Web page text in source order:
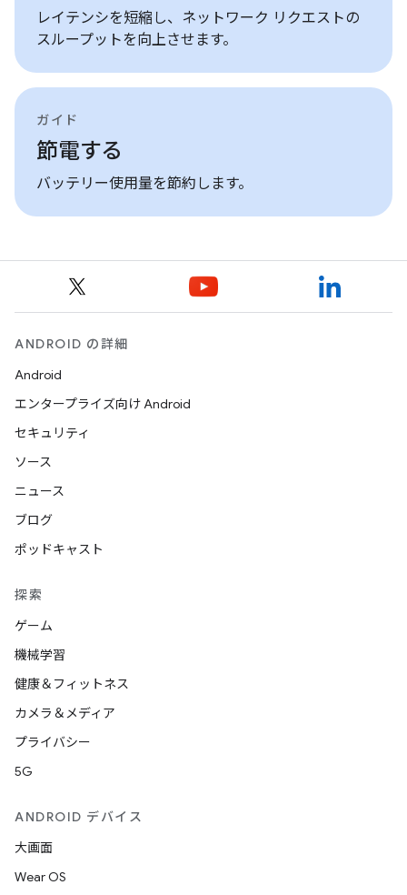
レイテンシを短縮し、ネットワーク リクエストの
スループットを向上させます。
ガイド
節電する
バッテリー使用量を節約します。
ANDROID の詳細
Android
エンタープライズ向け Android
セキュリティ
ソース
ニュース
ブログ
ポッドキャスト
探索
ゲーム
機械学習
健康＆フィットネス
カメラ＆メディア
プライバシー
5G
ANDROID デバイス
大画面
Wear OS